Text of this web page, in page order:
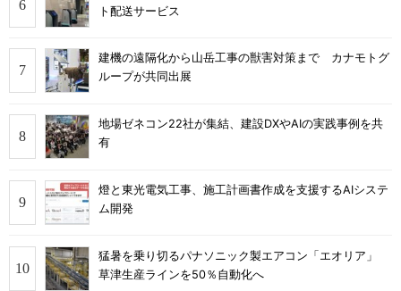
ト配送サービス
建機の遠隔化から山岳工事の獣害対策まで カナモトグ
ループが共同出展
地場ゼネコン22社が集結、建設DXやAIの実践事例を共
有
燈と東光電気工事、施工計画書作成を支援するAIシステ
ム開発
猛暑を乗り切るパナソニック製エアコン「エオリア」
草津生産ラインを50％自動化へ